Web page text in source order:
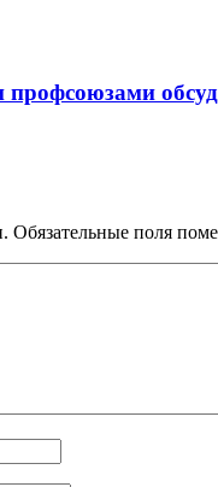
Обязательные поля